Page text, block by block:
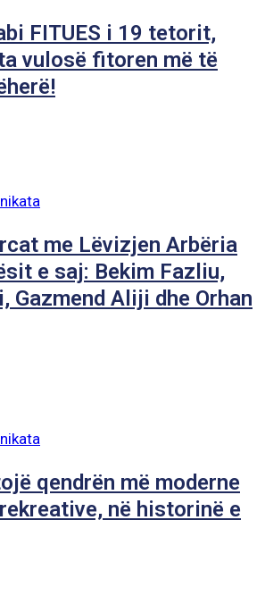
FITUES i 19 tetorit,
vulosë fitoren më të
me Lëvizjen Arbëria
e saj: Bekim Fazliu,
Gazmend Aliji dhe Orhan
qendrën më moderne
në historinë e